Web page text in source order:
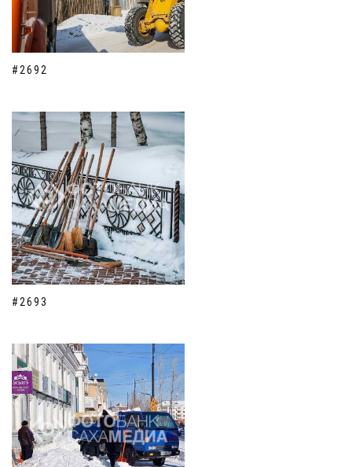
#2692
#2693